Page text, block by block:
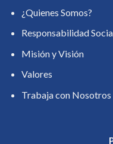
¿Quienes Somos?
Responsabilidad
Misión y Visión
Valores
Trabaja con Nosotros